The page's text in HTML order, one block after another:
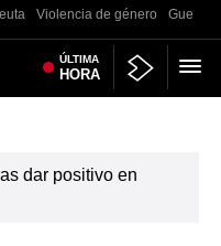
Violencia de género Guerra
ÚLTIMA
HORA
dar positivo en